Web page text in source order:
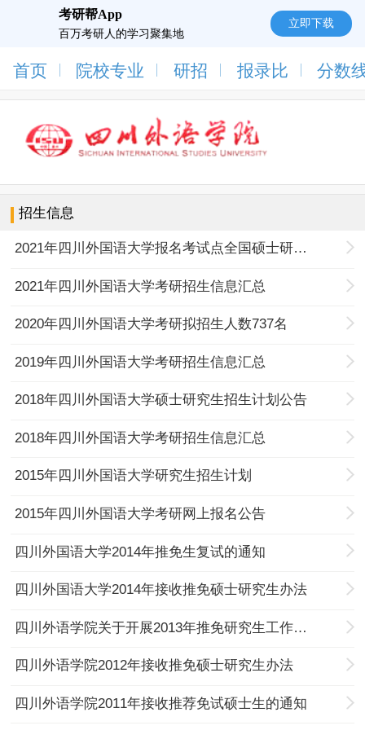
考研帮App
百万考研人的学习聚集地
立即下载
首页 院校专业 研招 报录比 分数
招生信息
2021年四川外国语大学报名考试点全国硕士研究生招生考试公告
2021年四川外国语大学考研招生信息汇总
2020年四川外国语大学考研拟招生人数737名
2019年四川外国语大学考研招生信息汇总
2018年四川外国语大学硕士研究生招生计划公告
2018年四川外国语大学考研招生信息汇总
2015年四川外国语大学研究生招生计划
2015年四川外国语大学考研网上报名公告
四川外国语大学2014年推免生复试的通知
四川外国语大学2014年接收推免硕士研究生办法
四川外语学院关于开展2013年推免研究生工作的通知
四川外语学院2012年接收推免硕士研究生办法
四川外语学院2011年接收推荐免试硕士生的通知